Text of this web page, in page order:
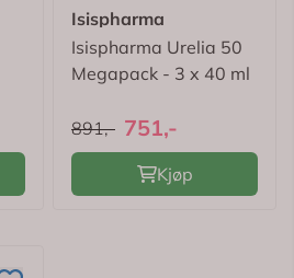
Isispharma
Isispharma Urelia 50
Megapack - 3 x 40 ml
891,- 751,-
Kjøp